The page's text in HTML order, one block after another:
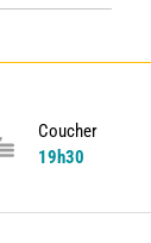
Coucher
19h30